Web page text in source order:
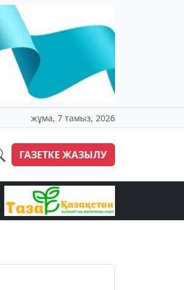
жұма, 7 тамыз, 2026
ГАЗЕТКЕ ЖАЗЫЛУ